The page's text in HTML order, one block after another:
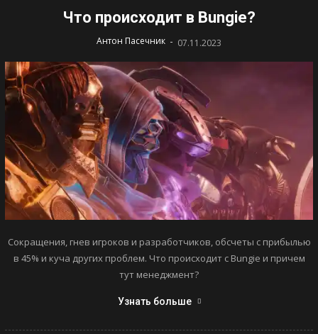
Что происходит в Bungie?
Антон Пасечник - 07.11.2023
Сокращения, гнев игроков и разработчиков, обсчеты с прибылью
в 45% и куча других проблем. Что происходит с Bungie и причем
тут менеджмент?
Узнать больше